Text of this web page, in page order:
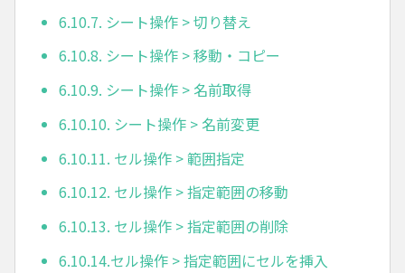
6.10.7. シート操作 > 切り替え
6.10.8. シート操作 > 移動・コピー
6.10.9. シート操作 > 名前取得
6.10.10. シート操作 > 名前変更
6.10.11. セル操作 > 範囲指定
6.10.12. セル操作 > 指定範囲の移動
6.10.13. セル操作 > 指定範囲の削除
6.10.14.セル操作 > 指定範囲にセルを挿入